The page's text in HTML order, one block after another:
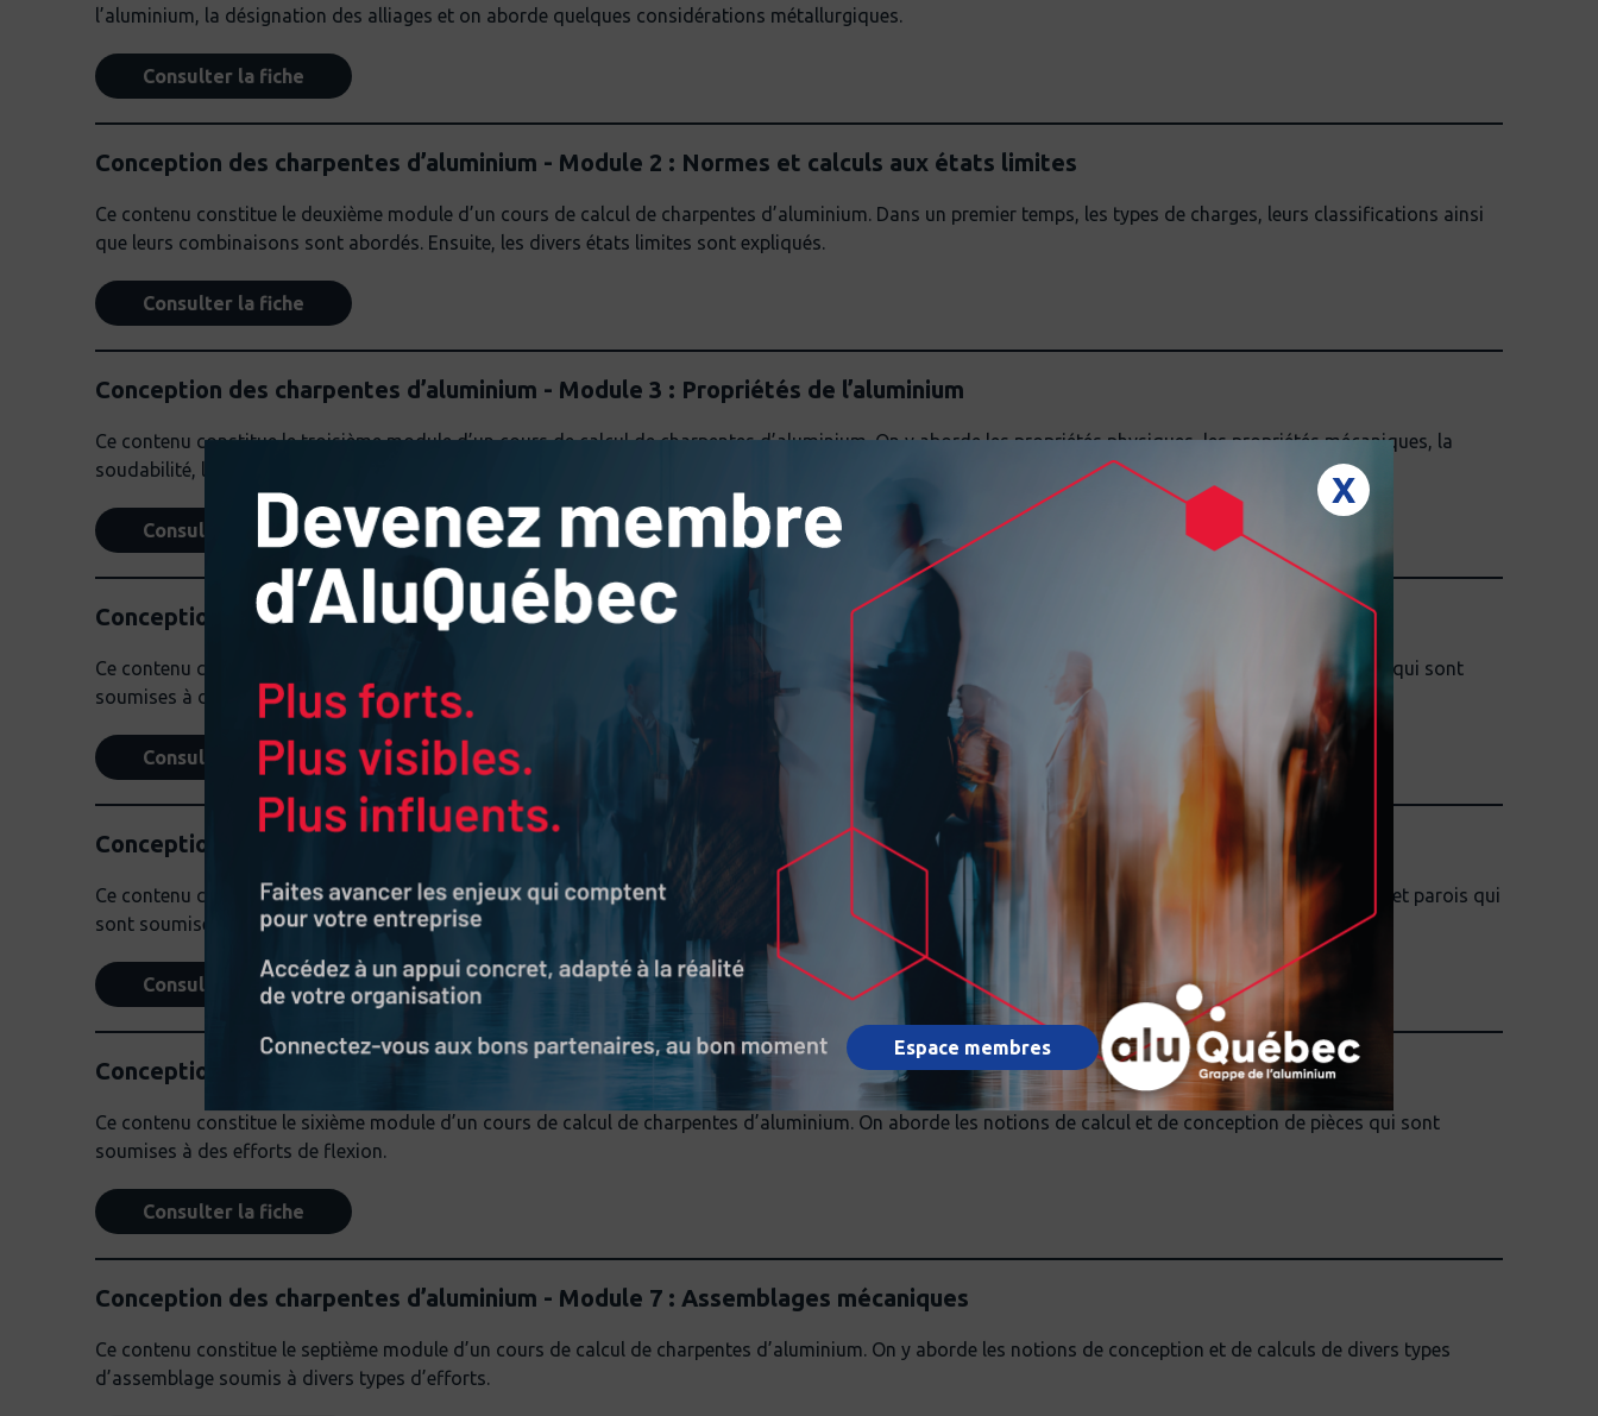
X
Espace membres
l’aluminium, la désignation des alliages et on aborde quelques considérations métallurgiques.
Consulter la fiche
Conception des charpentes d’aluminium - Module 2 : Normes et calculs aux états limites
Ce contenu constitue le deuxième module d’un cours de calcul de charpentes d’aluminium. Dans un premier temps, les types de charges, leurs classifications ainsi
que leurs combinaisons sont abordés. Ensuite, les divers états limites sont expliqués.
Consulter la fiche
Conception des charpentes d’aluminium - Module 3 : Propriétés de l’aluminium
Ce contenu constitue le troisième module d’un cours de calcul de charpentes d’aluminium. On y aborde les propriétés physiques, les propriétés mécaniques, la
soudabilité, la tenue à la corrosion et autres propriétés caractéristiques du matériau.
Consulter la fiche
Conception des charpentes d’aluminium - Module 4 : Pièces en traction
Ce contenu constitue le quatrième module d’un cours de calcul de charpentes d’aluminium. On aborde les notions de calcul et de conception de pièces qui sont
soumises à des efforts de traction.
Consulter la fiche
Conception des charpentes d’aluminium - Module 5 : Pièces et parois en compression
Ce contenu constitue le cinquième module d’un cours de calcul de charpentes d’aluminium. On aborde les notions de calcul et de conception de pièces et parois qui
sont soumises à des efforts de compression.
Consulter la fiche
Conception des charpentes d’aluminium - Module 6 : Comportement des éléments fléchis
Ce contenu constitue le sixième module d’un cours de calcul de charpentes d’aluminium. On aborde les notions de calcul et de conception de pièces qui sont
soumises à des efforts de flexion.
Consulter la fiche
Conception des charpentes d’aluminium - Module 7 : Assemblages mécaniques
Ce contenu constitue le septième module d’un cours de calcul de charpentes d’aluminium. On y aborde les notions de conception et de calculs de divers types
d’assemblage soumis à divers types d’efforts.